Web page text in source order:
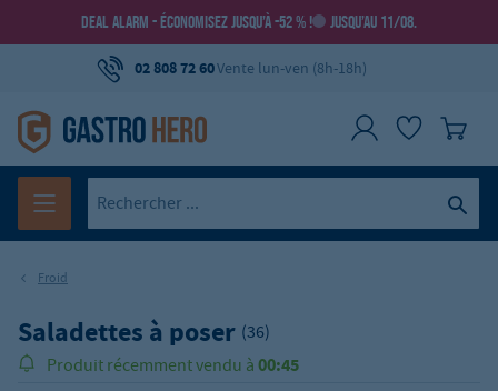
DEAL ALARM - ÉCONOMISEZ JUSQU’À -52 % ! JUSQU’AU 11/08.
02 808 72 60Vente lun-ven (8h-18h)
Froid
Saladettes à poser (36)
Produit récemment vendu à 00:45